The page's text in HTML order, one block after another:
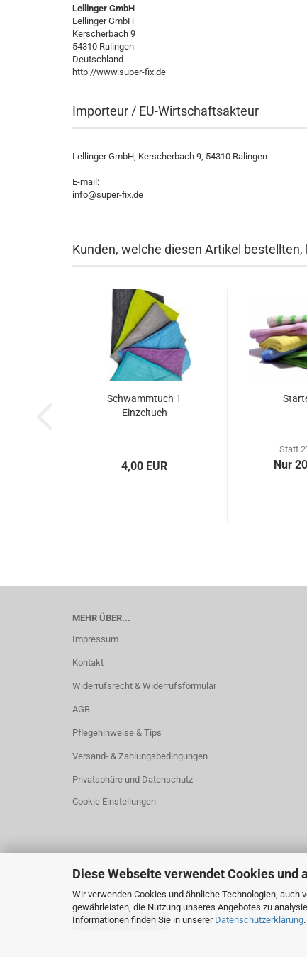
Diese Webseite verwendet Cookies und
Wir verwenden Cookies und ähnliche Technologien,
gewährleisten, die Nutzung unseres Angebotes zu
Informationen finden Sie in unserer Datenschutzerklärung.
Lellinger GmbH
Lellinger GmbH
Kerscherbach 9
54310 Ralingen
Deutschland
http://www.super-fix.de
Importeur / EU-Wirtschaftsakteur
Lellinger GmbH, Kerscherbach 9, 54310 Ralingen
E-mail:
info@super-fix.de
Kunden, welche diesen Artikel
Schwammtuch 1
Einzeltuch
4,00 EUR
Statt
Nur
MEHR ÜBER...
Impressum
Kontakt
Widerrufsrecht & Widerrufsformular
AGB
Pflegehinweise & Tips
Versand- & Zahlungsbedingungen
Privatsphäre und Datenschutz
Cookie Einstellungen
Vertrag widerrufen